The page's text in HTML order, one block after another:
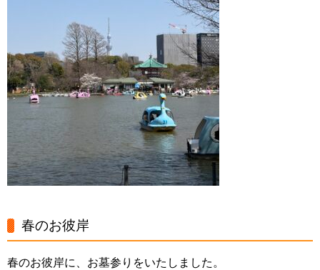
春のお彼岸
春のお彼岸に、お墓参りをいたしました。